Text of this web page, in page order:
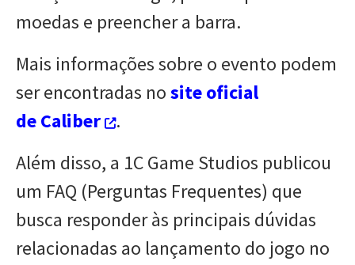
moedas e preencher a barra.
Mais informações sobre o evento podem
ser encontradas nosite oficial
de Caliber
.
Além disso, a 1C Game Studios publicou
um FAQ (Perguntas Frequentes) que
busca responder às principais dúvidas
relacionadas ao lançamento do jogo no